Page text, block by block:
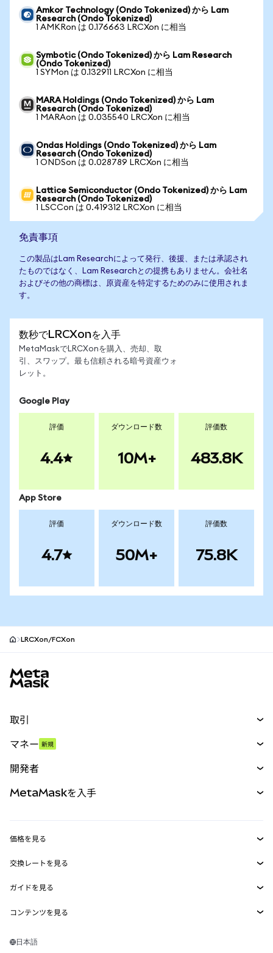
Amkor Technology (Ondo Tokenized) から Lam
Research (Ondo Tokenized)
1 AMKRon は 0.176663 LRCXon に相当
Symbotic (Ondo Tokenized) から Lam Research
(Ondo Tokenized)
1 SYMon は 0.132911 LRCXon に相当
MARA Holdings (Ondo Tokenized) から Lam
Research (Ondo Tokenized)
1 MARAon は 0.035540 LRCXon に相当
Ondas Holdings (Ondo Tokenized) から Lam
Research (Ondo Tokenized)
1 ONDSon は 0.028789 LRCXon に相当
Lattice Semiconductor (Ondo Tokenized) から Lam
Research (Ondo Tokenized)
1 LSCCon は 0.419312 LRCXon に相当
免責事項
この製品はLam Researchによって発行、後援、または承認され
たものではなく、Lam Researchとの提携もありません。会社名
およびその他の商標は、原資産を特定するためのみに使用されま
す。
数秒でLRCXonを入手
MetaMaskでLRCXonを購入、売却、取
引、スワップ。最も信頼される暗号資産ウォ
レット。
Google Play
評価
4.4
ダウンロード数
10M+
評価数
483.8K
App Store
評価
4.7
ダウンロード数
50M+
評価数
75.8K
LRCXon/FCXon
取引
パーペチュアル
RWA
マネー 新規
開発者
MetaMask Connect
Snaps
Web3サービス
MetaMaskを入手
セキュリティ
サポート
キャリア
価格を見る
イーサリアムの価格
Solanaの価格
Tetherの価格
交換レートを見る
ETH→USD
USDT→INR
BTC→INR
ガイドを見る
ETHの購入
コンテンツを見る
Solanaウォレット
日本語